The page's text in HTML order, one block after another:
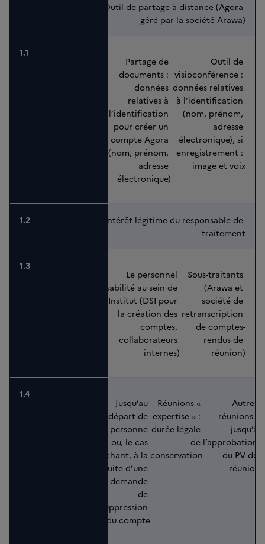
Outil de partage à distance (Agora
– géré par la société Arawa)
Partage de
documents :
données
relatives à
l’identification
pour créer un
compte Agora
(nom, prénom,
adresse
électronique)
Outil de
visioconférence :
données relatives
à l’identification
(nom, prénom,
adresse
électronique), si
enregistrement :
image et voix
Intérêt légitime du responsable de
traitement
Le personnel
habilité au sein de
l'Institut (DSI pour
la création des
comptes,
collaborateurs
internes)
Sous-traitants
(Arawa et
société de
retranscription
de comptes-
rendus de
réunion)
Jusqu’au
départ de
la personne
ou, le cas
échant, à la
suite d’une
demande
de
suppression
du compte
Réunions «
expertise » :
durée légale
de
conservation
Autres
réunions :
jusqu’à
l’approbation
du PV de
réunion